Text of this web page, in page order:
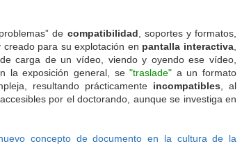
de compatibilidad , soportes y formatos,
creado para su explotación en pantalla interactiva
carga de un vídeo, viendo y oyendo ese vídeo,
la exposición general, se"traslade" a un formato
resultando prácticamente incompatibles , al
por el doctorando, aunque se investiga en
concepto de documento en la cultura de la